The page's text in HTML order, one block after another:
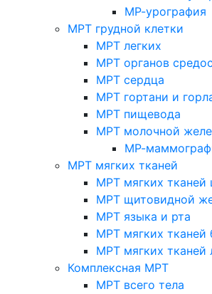
МР-урография
МРТ грудной клетки
МРТ легких
МРТ органов
МРТ сердца
МРТ гортани и
МРТ пищевода
МРТ молочной
МР-
МРТ мягких тканей
МРТ мягких тканей
МРТ щитовидной
МРТ языка и рта
МРТ мягких тканей
МРТ мягких тканей
Комплексная МРТ
МРТ всего тела